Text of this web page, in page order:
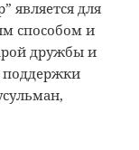
является для
способом и
дружбы и
поддержки